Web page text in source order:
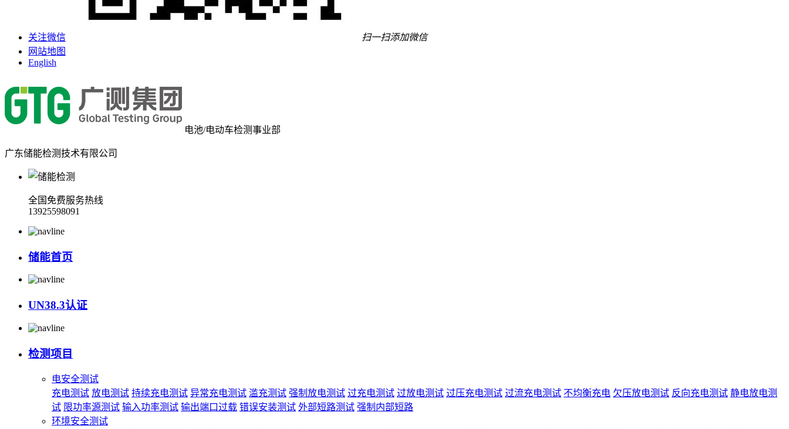
关注微信
扫一扫添加微信
网站地图
English
电池/电动车检测事业部
广东储能检测技术有限公司
全国免费服务热线
13925598091
储能首页
UN38.3认证
检测项目
电安全测试
充电测试 放电测试 持续充电测试 异常充电测试 滥充测试 强制放电测试 过充电测试 过放电测试 过压充电测试 过流充电测试 不均衡充电 欠压放电测试 反向充电测试 静电放电测
试 限功率源测试 输入功率测试 输出端口过载 错误安装测试 外部短路测试 强制内部短路
环境安全测试